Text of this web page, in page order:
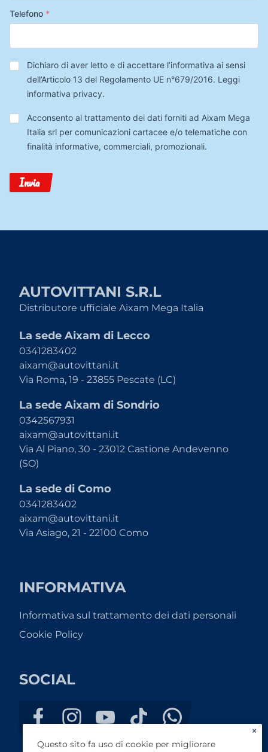
Telefono *
Privacy*
Dichiaro di aver letto e di accettare l’informativa ai sensi
dell’Articolo 13 del Regolamento UE n°679/2016. Leggi
informativa privacy.
Trattamento
Dati
Acconsento al trattamento dei dati forniti ad Aixam Mega
Italia srl per comunicazioni cartacee e/o telematiche con
finalità informative, commerciali, promozionali.
Invia
AUTOVITTANI S.R.L
Distributore ufficiale Aixam Mega Italia
La sede Aixam di Lecco
0341283402
aixam@autovittani.it
Via Roma, 19 - 23855 Pescate (LC)
La sede Aixam di Sondrio
0342567931
aixam@autovittani.it
Via Al Piano, 30 - 23012 Castione Andevenno
(SO)
La sede di Como
0341283402
aixam@autovittani.it
Via Asiago, 21 - 22100 Como
INFORMATIVA
Informativa sul trattamento dei dati personali
Cookie Policy
SOCIAL
×
Questo sito fa uso di cookie per migliorare